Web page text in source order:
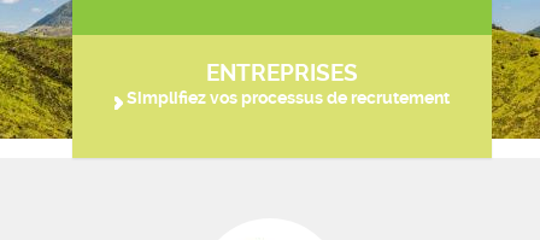
ENTREPRISES
Simplifiez vos processus de recrutement